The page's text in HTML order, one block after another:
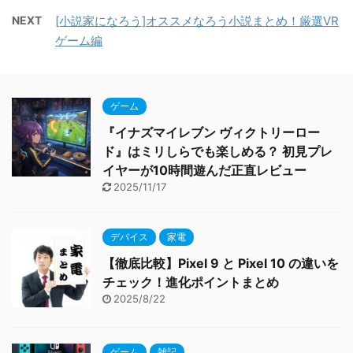
NEXT
[小説家になろう]オススメなろう小説まとめ！厳選VR
ゲーム編
ゲーム
『イナズマイレブン ヴィクトリーロー
ド』はミリしらでも楽しめる？ 初見プレ
イヤーが10時間遊んだ正直レビュー
2025/11/17
デバイス 家電
【徹底比較】Pixel 9 と Pixel 10 の違いを
チェック！進化ポイントまとめ
2025/8/22